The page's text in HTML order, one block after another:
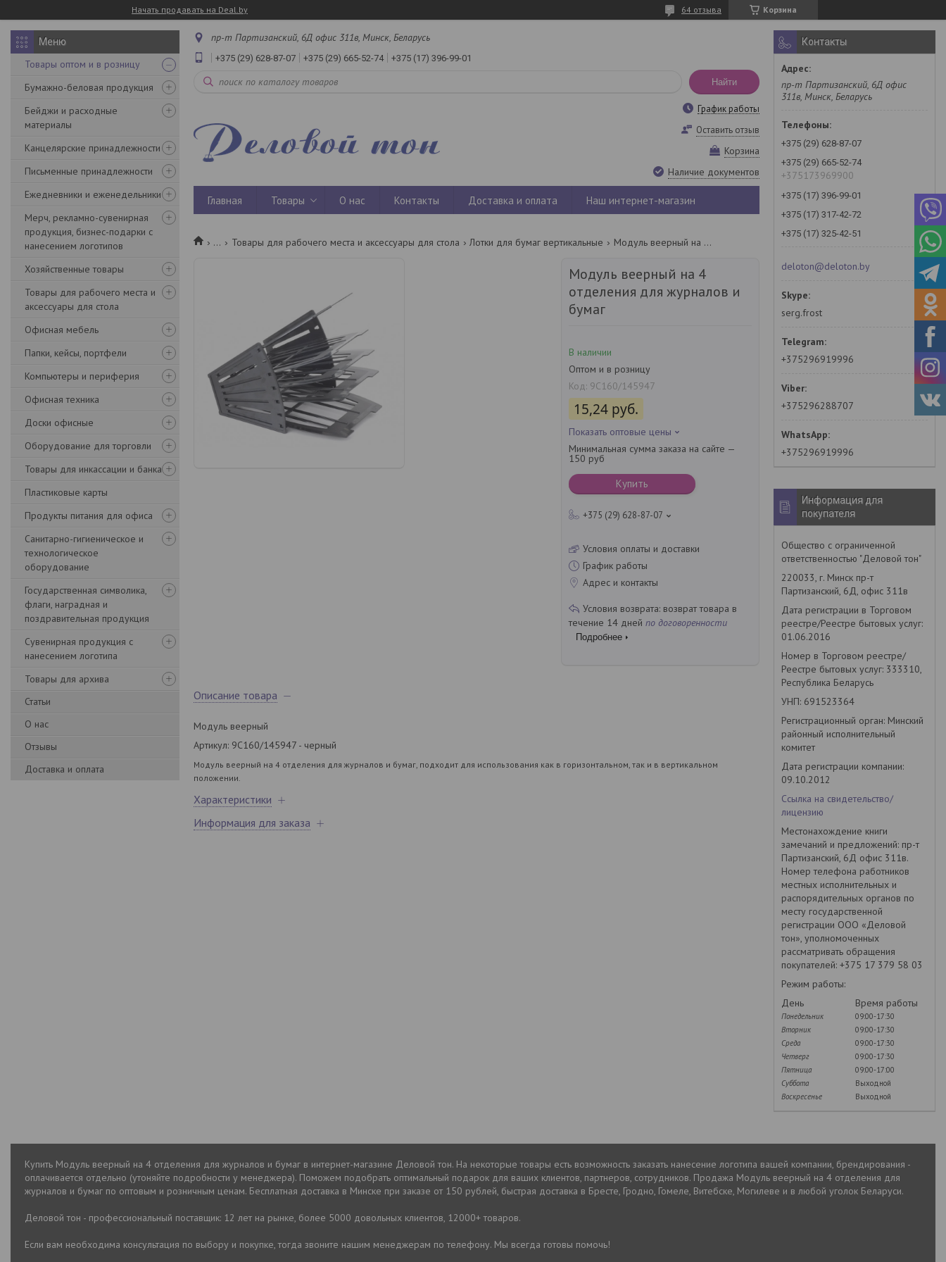
Начать продавать на Deal.by Корзина
64 отзыва
Товары оптом и в розницу
Бумажно-беловая продукция
Бейджи и расходные
материалы
Канцелярские принадлежности
Письменные принадлежности
Ежедневники и еженедельники
Мерч, рекламно-сувенирная
продукция, бизнес-подарки с
нанесением логотипов
Хозяйственные товары
Товары для рабочего места и
аксессуары для стола
Офисная мебель
Папки, кейсы, портфели
Компьютеры и периферия
Офисная техника
Доски офисные
Оборудование для торговли
Товары для инкассации и банка
Пластиковые карты
Продукты питания для офиса
Санитарно-гигиеническое и
технологическое
оборудование
Государственная символика,
флаги, наградная и
поздравительная продукция
Сувенирная продукция с
нанесением логотипа
Товары для архива
Статьи
О нас
Отзывы
Доставка и оплата
пр-т Партизанский, 6Д офис 311в, Минск, Беларусь
+375 (29) 628-87-07 +375 (29) 665-52-74 +375 (17) 396-99-01
Найти
График работы
Оставить отзыв
Корзина
Наличие документов
Главная Товары О нас Контакты Доставка и оплата Наш интернет-магазин
... Товары для рабочего места и аксессуары для стола Лотки для бумаг вертикальные Модуль веерный на 4 отделения для журналов и бумаг
Модуль веерный на 4
отделения для журналов и
бумаг
В наличии
Оптом и в розницу
Код: 9С160/145947
15,24 руб.
Показать оптовые цены
Минимальная сумма заказа на сайте —
150 руб
Купить
+375 (29) 628-87-07
Условия оплаты и доставки
График работы
Адрес и контакты
возврат товара в
течение 14 дней по договоренности
Подробнее
Описание товара
Модуль веерный
Артикул: 9С160/145947 - черный
Модуль веерный на 4 отделения для журналов и бумаг, подходит для использования как в горизонтальном, так и в вертикальном
положении.
Характеристики
Информация для заказа
Контакты
пр-т Партизанский, 6Д офис
311в, Минск, Беларусь
+375 (29) 628-87-07
+375 (29) 665-52-74
+375173969900
+375 (17) 396-99-01
+375 (17) 317-42-72
+375 (17) 325-42-51
deloton@deloton.by
serg.frost
+375296919996
+375296288707
+375296919996
Информация для
покупателя
Общество с ограниченной
ответственностью "Деловой тон"
220033, г. Минск пр-т
Партизанский, 6Д, офис 311в
Дата регистрации в Торговом
реестре/Реестре бытовых услуг:
01.06.2016
Номер в Торговом реестре/
Реестре бытовых услуг: 333310,
Республика Беларусь
УНП: 691523364
Регистрационный орган: Минский
районный исполнительный
комитет
Дата регистрации компании:
09.10.2012
Ссылка на свидетельство/
лицензию
Местонахождение книги
замечаний и предложений: пр-т
Партизанский, 6Д офис 311в.
Номер телефона работников
местных исполнительных и
распорядительных органов по
месту государственной
регистрации ООО «Деловой
тон», уполномоченных
рассматривать обращения
покупателей: +375 17 379 58 03
Режим работы:
День
Время работы
Понедельник
09:00-17:30
Вторник
09:00-17:30
Среда
09:00-17:30
Четверг
09:00-17:30
Пятница
09:00-17:00
Суббота
Выходной
Воскресенье
Выходной
Купить Модуль веерный на 4 отделения для журналов и бумаг в интернет-магазине Деловой тон. На некоторые товары есть возможность заказать нанесение логотипа вашей компании, брендирования -
оплачивается отдельно (утоняйте подробности у менеджера). Поможем подобрать оптимальный подарок для ваших клиентов, партнеров, сотрудников. Продажа Модуль веерный на 4 отделения для
журналов и бумаг по оптовым и розничным ценам. Бесплатная доставка в Минске при заказе от 150 рублей, быстрая доставка в Бресте, Гродно, Гомеле, Витебске, Могилеве и в любой уголок Беларуси.
Деловой тон - профессиональный поставщик: 12 лет на рынке, более 5000 довольных клиентов, 12000+ товаров.
Если вам необходима консультация по выбору и покупке, тогда звоните нашим менеджерам по телефону. Мы всегда готовы помочь!